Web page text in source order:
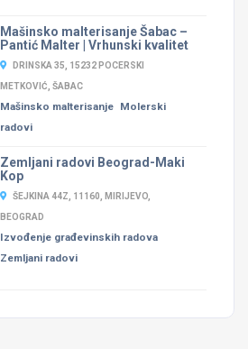
Mašinsko malterisanje Šabac –
Pantić Malter | Vrhunski kvalitet
DRINSKA 35, 15232 POCERSKI
METKOVIĆ, ŠABAC
Mašinsko malterisanje Molerski
radovi
Zemljani radovi Beograd-Maki
Kop
ŠEJKINA 44Z, 11160, MIRIJEVO,
BEOGRAD
Izvođenje građevinskih radova
Zemljani radovi